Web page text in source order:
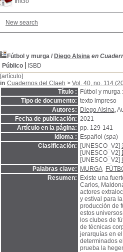
New search
Fútbol y murga / Diego Alsina en
Público
ISBD
[artículo]
in Cuadernos del Claeh > Vol. 40, no. 114
Título :
Fútbol y
Tipo de documento: texto impreso
Autores:
Diego Alsina,
Fecha de publicación: 2021
Artículo en la página: pp. 129-141
Idioma :
Español (spa)
Clasificación:
[UNESCO_V2]
[UNESCO_V2]
[UNESCO_V2]
Palabras clave:
MURGA
Resumen:
Existe una
Carlos,
actores
y estival para
producción de
estos
los clubes de
de técnicas
jerarquías en
determinados
prueba la